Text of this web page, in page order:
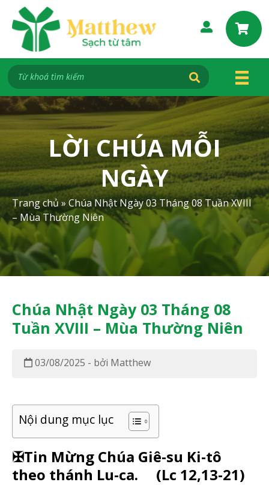
c
e
n
t
LỜI CHÚA MỖI
NGÀY
Trang chủ» Chúa Nhật Ngày 03 Tháng 08 Tuần XVIII
– Mùa Thường Niên
Chúa Nhật Ngày 03 Tháng 08
Tuần XVIII – Mùa Thường Niên
03/08/2025 - bởi Matthew
Nội dung mục lục
✠Tin Mừng Chúa Giê-su Ki-tô
theo thánh Lu-ca.
(Lc 12,13-21)